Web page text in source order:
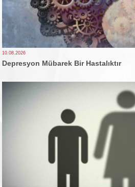
10.08.2026
Depresyon Mübarek Bir Hastalıktır